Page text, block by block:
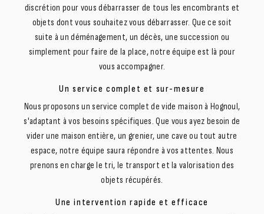
discrétion pour vous débarrasser de tous les encombrants et
objets dont vous souhaitez vous débarrasser. Que ce soit
suite à un déménagement, un décès, une succession ou
simplement pour faire de la place, notre équipe est là pour
vous accompagner.
Un service complet et sur-mesure
Nous proposons un service complet de vide maison à Hognoul,
s'adaptant à vos besoins spécifiques. Que vous ayez besoin de
vider une maison entière, un grenier, une cave ou tout autre
espace, notre équipe saura répondre à vos attentes. Nous
prenons en charge le tri, le transport et la valorisation des
objets récupérés.
Une intervention rapide et efficace